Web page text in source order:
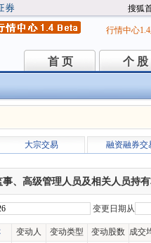
搜狐
行情中心
首 页
首 页 个 股
个 股
大宗交易 融资融券交
、高级管理人员及相关人员持
变更日期从
变动人 变动类型 变动股数 成交